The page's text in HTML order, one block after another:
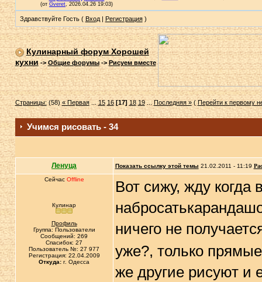
Здравствуйте Гость ( Вход| Регистрация)
Кулинарный форум Хорошей
кухни->Общие форумы-> Рисуем вместе
Страницы:(58)« Первая...15 16 [17] 18 19...Последняя »( Перейти к первому
Учимся рисовать - 34
Ленуца Показать ссылку этой темы 21.02.2011 - 11:19
Сейчас Offline
Кулинар
Профиль
Группа: Пользователи
Сообщений: 269
Спасибок: 27
Пользователь №: 27 977
Регистрация: 22.04.2009
Откуда: г. Одесса
Вот сижу, жду когда
ничего не
уже?, только
же другие рисуют и